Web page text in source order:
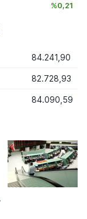
%0,21
84.241,90
82.728,93
84.090,59